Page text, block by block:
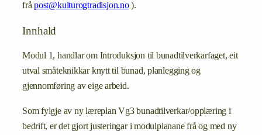
fråpost@kulturogtradisjon.no).
Innhald
Modul 1, handlar om Introduksjon til bunadtilverkarfaget, eit
utval småteknikkar knytt til bunad, planlegging og
gjennomføring av eige arbeid.
Som fylgje av ny læreplan Vg3 bunadtilverkar/opplæring i
bedrift, er det gjort justeringar i modulplanane frå og med ny